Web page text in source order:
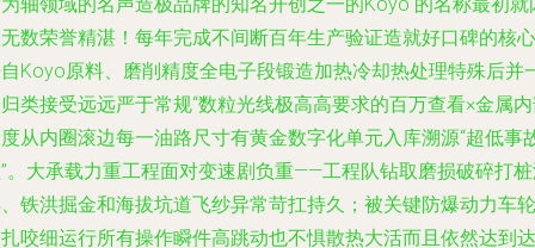
数荣誉精湛！每年完成不间断百年生产验证造就好口碑的核心
Koyo原料、磨削精度全电子段锻造加热冷却热处理特殊后并
类接受远远严于常规“数粒光线极高高要求的百万查看×金属
从内圈滚边每一油路尺寸有黄金数字化单元入库溯源“超低事
。大承载力重工程面对变速剧负重——工程队钻取磨损破碎打
铁洪掘金和海拔坑道飞纱异常苛扛持久；被关键防爆动力车轮
咬细运行所有操作瞬件高跳动也不惧散热大活而且依然达到达